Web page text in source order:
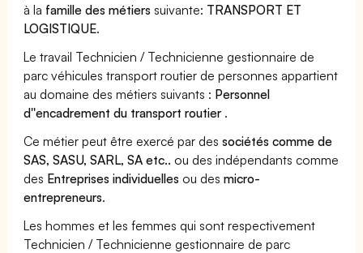
à la famille des métiers suivante: TRANSPORT ET
LOGISTIQUE.
Le travail Technicien / Technicienne gestionnaire de
parc véhicules transport routier de personnes appartient
au domaine des métiers suivants : Personnel
d''encadrement du transport routier .
Ce métier peut être exercé par dessociétés comme de
SAS, SASU, SARL, SA etc.. ou des indépendants comme
des Entreprises individuelles ou desmicro-
entrepreneurs.
Les hommes et les femmes qui sont respectivement
Technicien / Technicienne gestionnaire de parc